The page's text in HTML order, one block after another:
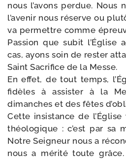
nous l’a­vons per­due. Nous
l’a­ve­nir nous réserve ou
va per­mettre comme
Passion que subit l’Église
cas, ayons soin de res­ter
Saint Sacrifice de la Messe.
En effet, de tout temps,
fidèles à assis­ter à la
dimanches et des fêtes
Cette insis­tance de l’Église
théo­lo­gique : c’est par sa
Notre Seigneur nous a
nous a méri­té toute